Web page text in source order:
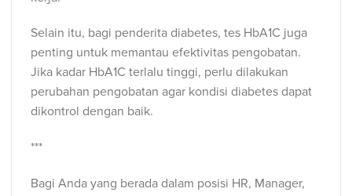
Selain itu, bagi penderita diabetes, tes HbA1C juga
penting untuk memantau efektivitas pengobatan.
Jika kadar HbA1C terlalu tinggi, perlu dilakukan
perubahan pengobatan agar kondisi diabetes dapat
dikontrol dengan baik.
***
Bagi Anda yang berada dalam posisi HR, Manager,